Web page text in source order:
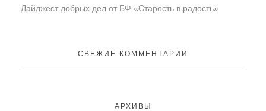
Дайджест добрых дел от БФ «Старость в радость»
СВЕЖИЕ КОММЕНТАРИИ
АРХИВЫ